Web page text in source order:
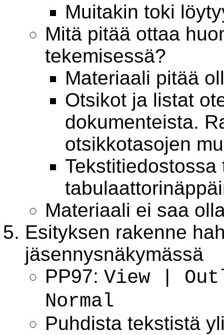
Muitakin toki
Mitä pitää ottaa
tekemisessä?
Materiaali pitää
Otsikot ja listat
dokumenteista.
otsikkotasojen
Materiaali ei saa
Esityksen rakenne
jäsennysnäkymässä
PP97: View |
Normal
Puhdista tekstistä